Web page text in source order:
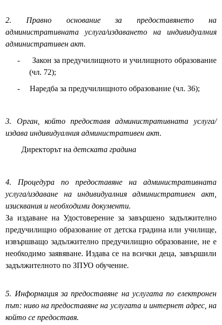
Видео /на живо/ Общински сесии и комисии
Протоколи
Графици на комисии
Правилници
Наредби
Проекти на Наредби
ДЕКЛАРАЦИИ чл.49 ал.1т.1 ЗПК и чл.4 ал.1 и 3 от ЗМСМА
РЕШЕНИЯ ОбС 2019-2023
Архив Заседания 2019-2023
2. Правно основание за предоставянето на
административната услуга/издаването на индивидуалния
административен акт.
-
Закон за предучилищното и училищното образование
(чл. 72);
-
Наредба за предучилищното образование (чл. 36);
3. Орган, който предоставя административната услуга/
издава индивидуалния административен акт.
Директорът надетската градина
4. Процедура по предоставяне на административната
услуга/издаване на индивидуалния административен акт,
изисквания и необходими документи.
За издаване на Удостоверение за завършено задължително
предучилищно образование от детска градина или училище,
извършващо задължително предучилищно образование, не е
необходимо заявяване. Издава се на всички деца, завършили
задължителното по ЗПУО обучение.
5. Информация за предоставяне на услугата по електронен
път: ниво на предоставяне на услугата и интернет адрес, на
който се предоставя.